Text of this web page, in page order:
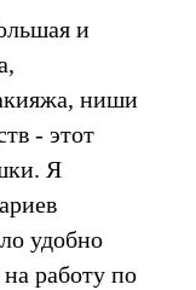
и
ниши
- этот
Я
удобно
работу по